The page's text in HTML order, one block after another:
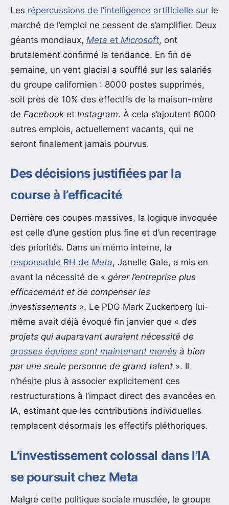
Les répercussions de l’intelligence artificielle sur le
marché de l’emploi ne cessent de s’amplifier. Deux
géants mondiaux, Meta et Microsoft, ont
brutalement confirmé la tendance. En fin de
semaine, un vent glacial a soufflé sur les salariés
du groupe californien : 8000 postes supprimés,
soit près de 10% des effectifs de la maison-mère
de Facebook et Instagram. À cela s’ajoutent 6000
autres emplois, actuellement vacants, qui ne
seront finalement jamais pourvus.
Des décisions justifiées par la
course à l’efficacité
Derrière ces coupes massives, la logique invoquée
est celle d’une gestion plus fine et d’un recentrage
des priorités. Dans un mémo interne, la
responsable RH de Meta, Janelle Gale, a mis en
avant la nécessité de « gérer l’entreprise plus
efficacement et de compenser les
investissements ». Le PDG Mark Zuckerberg lui-
même avait déjà évoqué fin janvier que « des
projets qui auparavant auraient nécessité de
grosses équipes sont maintenant menés à bien
par une seule personne de grand talent ». Il
n’hésite plus à associer explicitement ces
restructurations à l’impact direct des avancées en
IA, estimant que les contributions individuelles
remplacent désormais les effectifs pléthoriques.
L’investissement colossal dans l’IA
se poursuit chez Meta
Malgré cette politique sociale musclée, le groupe